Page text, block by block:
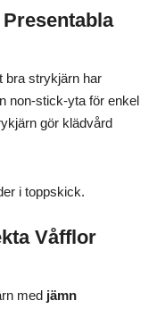
bra strykjärn har
non-stick-yta för enkel
gör klädvård
i toppskick.
Våfflor
med jämn